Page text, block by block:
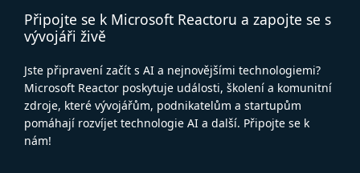
Připojte se k Microsoft Reactoru a zapojte se s
vývojáři živě
Jste připravení začít s AI a nejnovějšími technologiemi?
Microsoft Reactor poskytuje události, školení a komunitní
zdroje, které vývojářům, podnikatelům a startupům
pomáhají rozvíjet technologie AI a další. Připojte se k
nám!